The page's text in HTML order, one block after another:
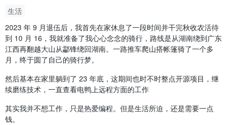
生活
2023 年 9 月退伍后，我首先在家休息了一段时间并干完秋收农活待
到 10 月 16，我就准备了我心心念念的骑行，路线是从湖南绕到广东
江西再翻越大山从酃锋绕回湖南。一路推车爬山搭帐篷骑了一个多
月，终于圆了自己的骑行梦。
然后基本在家里躺到了 23 年底，这期间也时不时整点开源项目，继
续磨练技术，一直查看电鸭上远程方面的工作
其实我并不想工作，只是热爱编程。但是生活所迫，还是需要一点
钱。